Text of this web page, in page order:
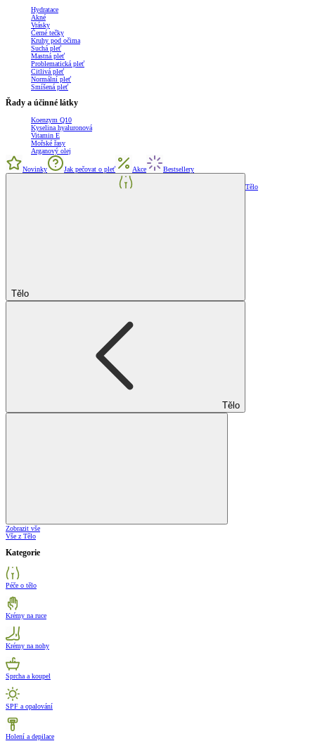
Hydratace
Akné
Vrásky
Černé tečky
Kruhy pod očima
Suchá pleť
Mastná pleť
Problematická pleť
Citlivá pleť
Normální pleť
Smíšená pleť
Řady a účinné látky
Koenzym Q10
Kyselina hyaluronová
Vitamin E
Mořské řasy
Arganový olej
Novinky Jak pečovat o pleť Akce Bestsellery
Tělo
Tělo
Tělo
Zobrazit vše
Vše z Tělo
Kategorie
Péče o tělo
Krémy na ruce
Krémy na nohy
Sprcha a koupel
SPF a opalování
Holení a depilace